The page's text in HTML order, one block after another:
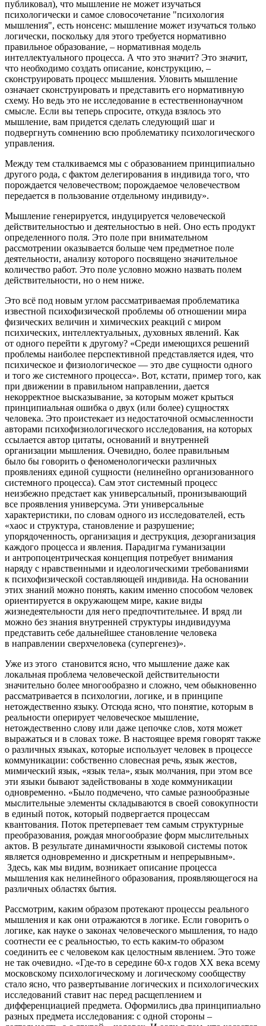
публиковал), что мышление не может изучаться
психологически и самое словосочетание "психология
мышления", есть нонсенс: мышление может изучаться только
логически, поскольку для этого требуется нормативно
правильное образование, – нормативная модель
интеллектуального процесса. А что это значит? Это значит,
что необходимо создать описание, конструкцию, –
сконструировать процесс мышления. Уловить мышление
означает сконструировать и представить его нормативную
схему. Но ведь это не исследование в естественнонаучном
смысле. Если вы теперь спросите, откуда взялось это
мышление, вам придется сделать следующий шаг и
подвергнуть сомнению всю проблематику психологического
управления.
Между тем сталкиваемся мы с образованием принципиально
другого рода, с фактом делегирования в индивида того, что
порождается человечеством; порождаемое человечеством
передается в пользование отдельному индивиду».
Мышление генерируется, индуцируется человеческой
действительностью и деятельностью в ней. Оно есть продукт
определенного поля. Это поле при внимательном
рассмотрении оказывается больше чем предметное поле
деятельности, анализу которого посвящено значительное
количество работ. Это поле условно можно назвать полем
действительности, но о нем ниже.
Это всё под новым углом рассматриваемая проблематика
известной психофизической проблемы об отношении мира
физических величин и химических реакций с миром
психических, интеллектуальных, духовных явлений. Как
от одного перейти к другому? «Среди имеющихся решений
проблемы наиболее перспективной представляется идея, что
психическое и физиологическое — это две сущности одного
и того же системного процесса». Вот, кстати, пример того, как
при движении в правильном направлении, дается
некорректное высказывание, за которым может крыться
принципиальная ошибка о двух (или более) сущностях
человека. Это проистекает из недостаточной осмысленности
авторами психофизиологического исследования, на которых
ссылается автор цитаты, оснований и внутренней
организации мышления. Очевидно, более правильным
было бы говорить о феноменологически различных
проявлениях единой сущности (нелинейно организованного
системного процесса). Сам этот системный процесс
неизбежно предстает как универсальный, пронизывающий
все проявления универсума. Эти универсальные
характеристики, по словам одного из исследователей, есть
«хаос и структура, становление и разрушение;
упорядоченность, организация и деструкция, дезорганизация
каждого процесса и явления. Парадигма гуманизации
и антропоцентрическая концепция потребует внимания
наряду с нравственными и идеологическими требованиями
к психофизической составляющей индивида. На основании
этих знаний можно понять, каким именно способом человек
ориентируется в окружающем мире, какие виды
жизнедеятельности для него предпочтительнее. И вряд ли
можно без знания внутренней структуры индивидуума
представить себе дальнейшее становление человека
в направлении сверхчеловека (супергенез)».
Уже из этого становится ясно, что мышление даже как
локальная проблема человеческой действительности
значительно более многообразно и сложно, чем обыкновенно
рассматривается в психологии, логике, и в принципе
нетождественно языку. Отсюда ясно, что понятие, которым в
реальности оперирует человеческое мышление,
нетождественно слову или даже цепочке слов, хотя может
выражаться и в словах тоже. В настоящее время говорят также
о различных языках, которые использует человек в процессе
коммуникации: собственно словесная речь, язык жестов,
мимический язык, «язык тела», язык молчания, при этом все
эти языки бывают задействованы в ходе коммуникации
одновременно. «Было подмечено, что самые разнообразные
мыслительные элементы складываются в своей совокупности
в единый поток, который подвергается процессам
квантования. Поток претерпевает тем самым структурные
преобразования, рождая многообразие форм мыслительных
актов. В результате динамичности языковой системы поток
является одновременно и дискретным и непрерывным».
Здесь, как мы видим, возникает описание процесса
мышления как нелинейного образования, проявляющегося на
различных областях бытия.
Рассмотрим, каким образом протекают процессы реального
мышления и как они отражаются в логике. Если говорить о
логике, как науке о законах человеческого мышления, то надо
соотнести ее с реальностью, то есть каким-то образом
соединить ее с человеком как целостным явлением. Это тоже
не так очевидно. «Где-то в середине 60-х годов ХХ века всему
московскому психологическому и логическому сообществу
стало ясно, что развертывание логических и психологических
исследований ставит нас перед расщеплением и
дифференциацией предмета. Оформились два принципиально
разных предмета исследования: с одной стороны –